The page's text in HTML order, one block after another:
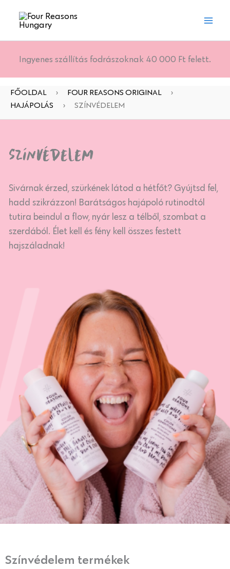
Ingyenes szállítás fodrászoknak 40 000 Ft felett.
FŐOLDAL › FOUR REASONS ORIGINAL
›
HAJÁPOLÁS
› SZÍNVÉDELEM
Színvédelem
Sivárnak érzed, szürkének látod a hétfőt? Gyújtsd fel,
hadd szikrázzon! Barátságos hajápoló rutinodtól
tutira beindul a flow, nyár lesz a télből, szombat a
szerdából. Élet kell és fény kell összes festett
hajszáladnak!
Színvédelem termékek